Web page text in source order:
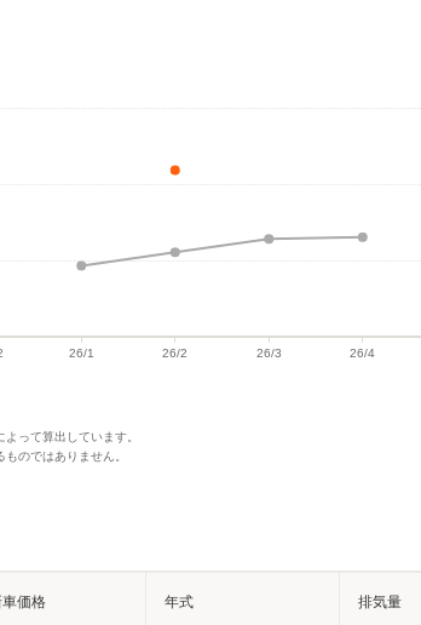
って算出しています。
のではありません。
価格 年式 排気量